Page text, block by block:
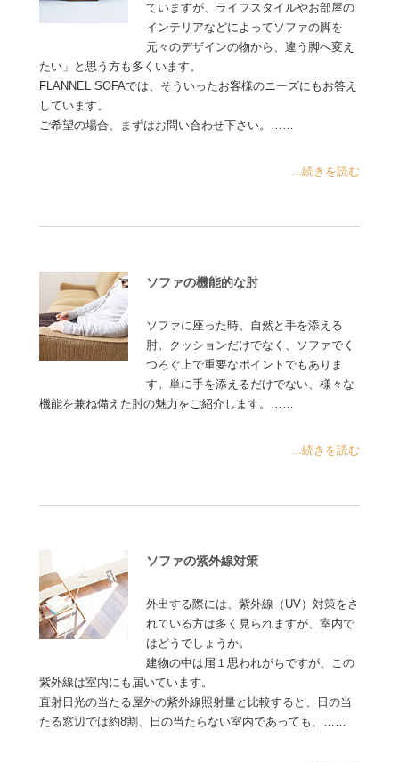
ていますが、ライフスタイルやお部屋の
インテリアなどによってソファの脚を
元々のデザインの物から、違う脚へ変え
たい」と思う方も多くいます。
FLANNEL SOFAでは、そういったお客様のニーズにもお答え
しています。
ご希望の場合、まずはお問い合わせ下さい。……
...続きを読む
ソファの機能的な肘
ソファに座った時、自然と手を添える
肘。クッションだけでなく、ソファでく
つろぐ上で重要なポイントでもありま
す。単に手を添えるだけでない、様々な
機能を兼ね備えた肘の魅力をご紹介します。……
...続きを読む
ソファの紫外線対策
外出する際には、紫外線（UV）対策をさ
れている方は多く見られますが、室内で
はどうでしょうか。
建物の中は届１思われがちですが、この
紫外線は室内にも届いています。
直射日光の当たる屋外の紫外線照射量と比較すると、日の当
たる窓辺では約8割、日の当たらない室内であっても、……